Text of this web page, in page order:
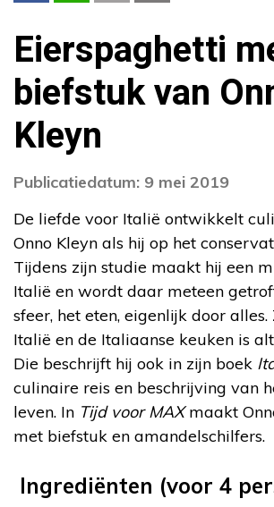
Eierspaghetti
biefstuk van
Kleyn
Publicatiedatum: 9 mei 2019
De liefde voor Italië ontwikkelt
Onno Kleyn als hij op het
Tijdens zijn studie maakt hij een
Italië en wordt daar meteen
sfeer, het eten, eigenlijk door
Italië en de Italiaanse keuken is
Die beschrijft hij ook in zijn boek
culinaire reis en beschrijving van
leven. In Tijd voor MAXmaakt
met biefstuk en amandelschilfers.
Ingrediënten (voor 4